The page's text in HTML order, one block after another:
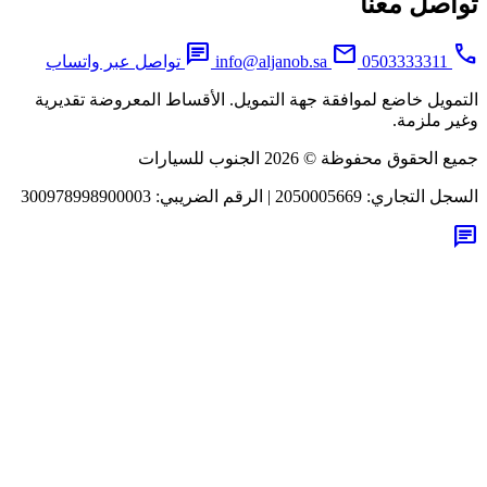
0503333311
mail
info@aljanob.sa
chatتواصل عبر واتساب
خاضع لموافقة جهة التمويل. الأقساط المعروضة تقديرية
ملزمة.
محفوظة © 2026 الجنوب للسيارات
التجاري:2050005669
| الرقم الضريبي: 300978998900003